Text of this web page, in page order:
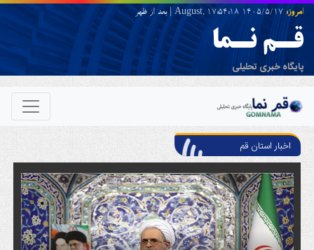
امروز:1405/5/17 August,
17:54:18
|بعد از ظهر
تماس با ما آرشیو قـم نـما
پایگاه خبری تحلیلی
اخبار استان قم